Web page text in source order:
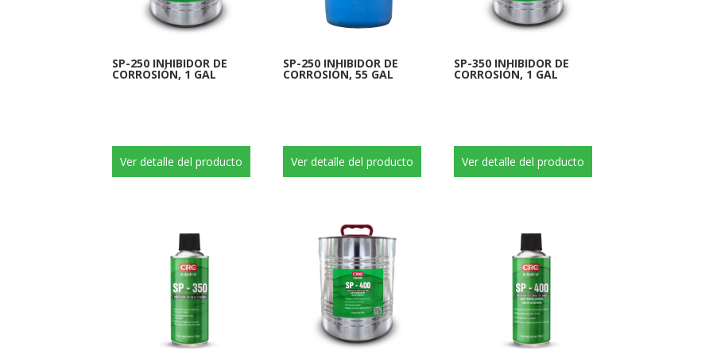
SP-250 INHIBIDOR DE
CORROSIÓN, 1 GAL
Ver detalle del producto
SP-250 INHIBIDOR DE
CORROSIÓN, 55 GAL
Ver detalle del producto
SP-350 INHIBIDOR DE
CORROSIÓN, 1 GAL
Ver detalle del producto